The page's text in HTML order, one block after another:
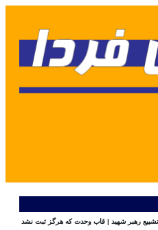
رهبر شهید | قاب وحدت که هرگز ثبت نشد